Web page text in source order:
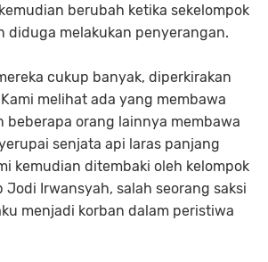
berubah ketika sekelompok
diduga melakukan penyerangan.
cukup banyak, diperkirakan
melihat ada yang membawa
beberapa orang lainnya membawa
senjata api laras panjang
kemudian ditembaki oleh kelompok
Jodi Irwansyah, salah seorang saksi
menjadi korban dalam peristiwa